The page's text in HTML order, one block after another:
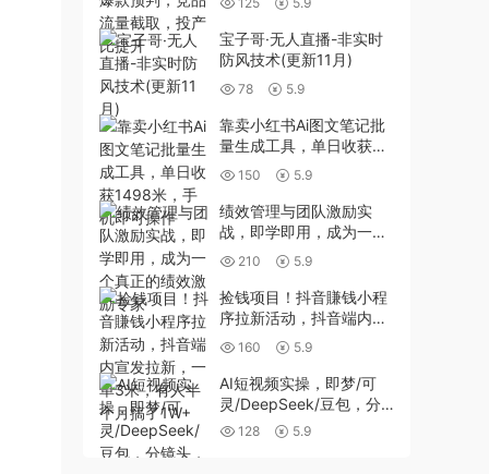
宝子哥·无人直播-非实时
防风技术(更新11月)
78 5.9
靠卖小红书Ai图文笔记批
量生成工具，单日收获
1498米，手机即可操作
150 5.9
绩效管理与团队激励实
战，即学即用，成为一个
真正的绩效激励专家
210 5.9
捡钱项目！抖音賺钱小程
序拉新活动，抖音端内宣
发拉新，一单3米，有人
半个月搞了1W+
160 5.9
AI短视频实操，即梦/可
灵/DeepSeek/豆包，分
镜头，运镜，太上老君小
128 5.9